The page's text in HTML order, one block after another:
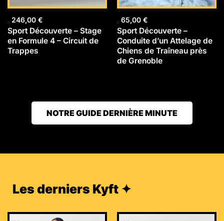
246,00 €
Sport Découverte – Stage
en Formule 4 – Circuit de
Trappes
65,00 €
Sport Découverte –
Conduite d’un Attelage de
Chiens de Traîneau près
de Grenoble
NOTRE GUIDE DERNIÈRE MINUTE
Les derniers Kyft ✦